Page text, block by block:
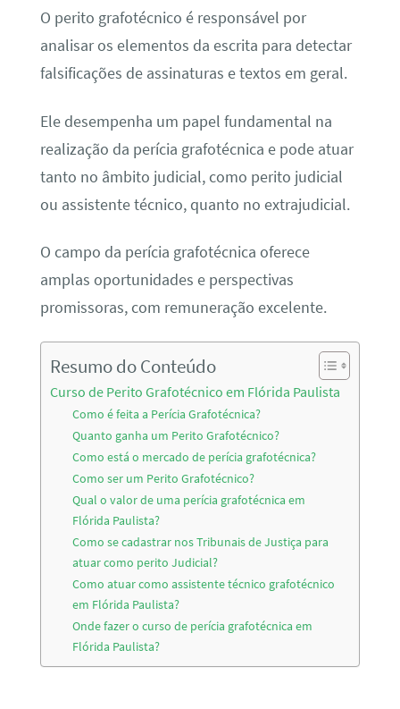
O perito grafotécnico é responsável por
analisar os elementos da escrita para detectar
falsificações de assinaturas e textos em geral.
Ele desempenha um papel fundamental na
realização da perícia grafotécnica e pode atuar
tanto no âmbito judicial, como perito judicial
ou assistente técnico, quanto no extrajudicial.
O campo da perícia grafotécnica oferece
amplas oportunidades e perspectivas
promissoras, com remuneração excelente.
Resumo do Conteúdo
Curso de Perito Grafotécnico em Flórida Paulista
Como é feita a Perícia Grafotécnica?
Quanto ganha um Perito Grafotécnico?
Como está o mercado de perícia grafotécnica?
Como ser um Perito Grafotécnico?
Qual o valor de uma perícia grafotécnica em
Flórida Paulista?
Como se cadastrar nos Tribunais de Justiça para
atuar como perito Judicial?
Como atuar como assistente técnico grafotécnico
em Flórida Paulista?
Onde fazer o curso de perícia grafotécnica em
Flórida Paulista?